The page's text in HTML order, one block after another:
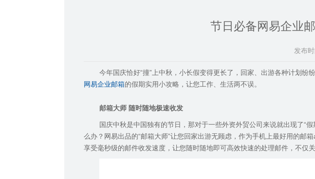
节日必备网易企业
发布
今年国庆恰好“撞”上中秋 ， 小长假变得更长了，回家、出游各种计划纷
网易企业邮箱的假期实用小攻略，让您工作、生活两不误。
邮箱大师 随时随地极速收发
国庆中秋是中国独有的节日，那对于一些外资外贸公司来说就出现了“假
么办？网易出品的“邮箱大师”让您回家出游无顾虑，作为手机上最好用的邮箱
享受毫秒级的邮件收发速度，让您随时随地即可高效快速的处理邮件，不仅关